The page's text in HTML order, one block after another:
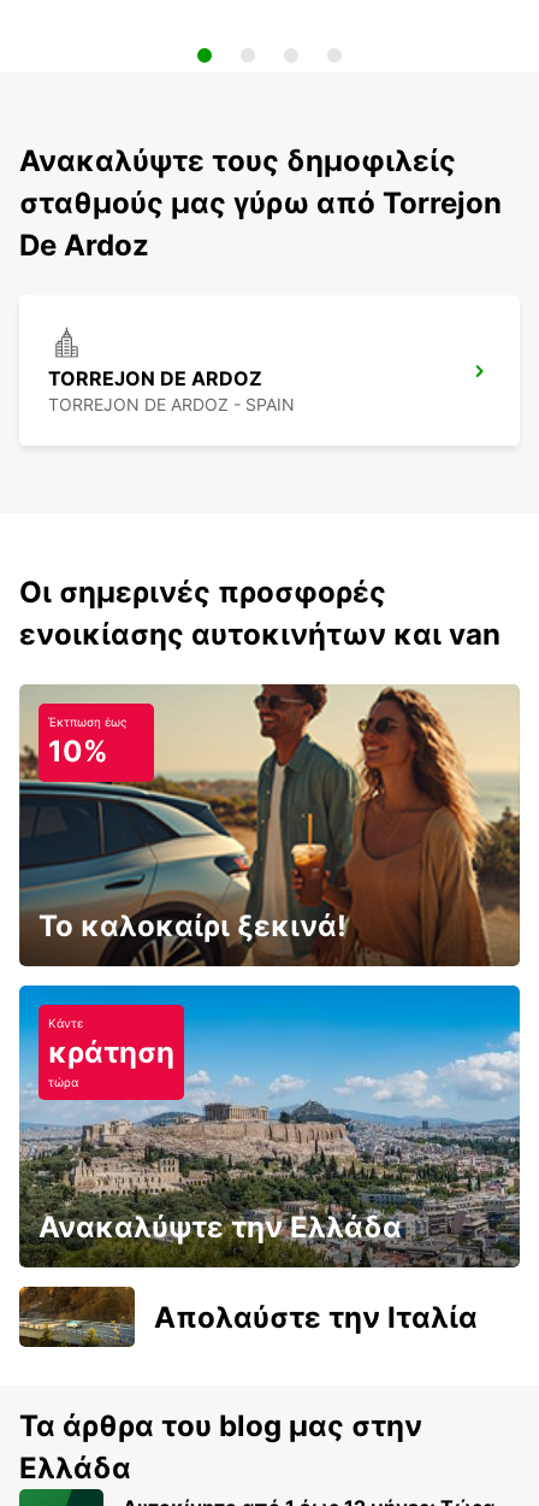
Ανακαλύψτε τους δημοφιλείς
σταθμούς μας γύρω από Torrejon
De Ardoz
TORREJON DE ARDOZ
TORREJON DE ARDOZ - SPAIN
Οι σημερινές προσφορές
ενοικίασης αυτοκινήτων και van
Έκτπωση έως
10%
Το καλοκαίρι ξεκινά!
Κάντε
κράτηση
τώρα
Ανακαλύψτε την Ελλάδα
Απολαύστε την Ιταλία
Τα άρθρα του blog μας στην
Ελλάδα